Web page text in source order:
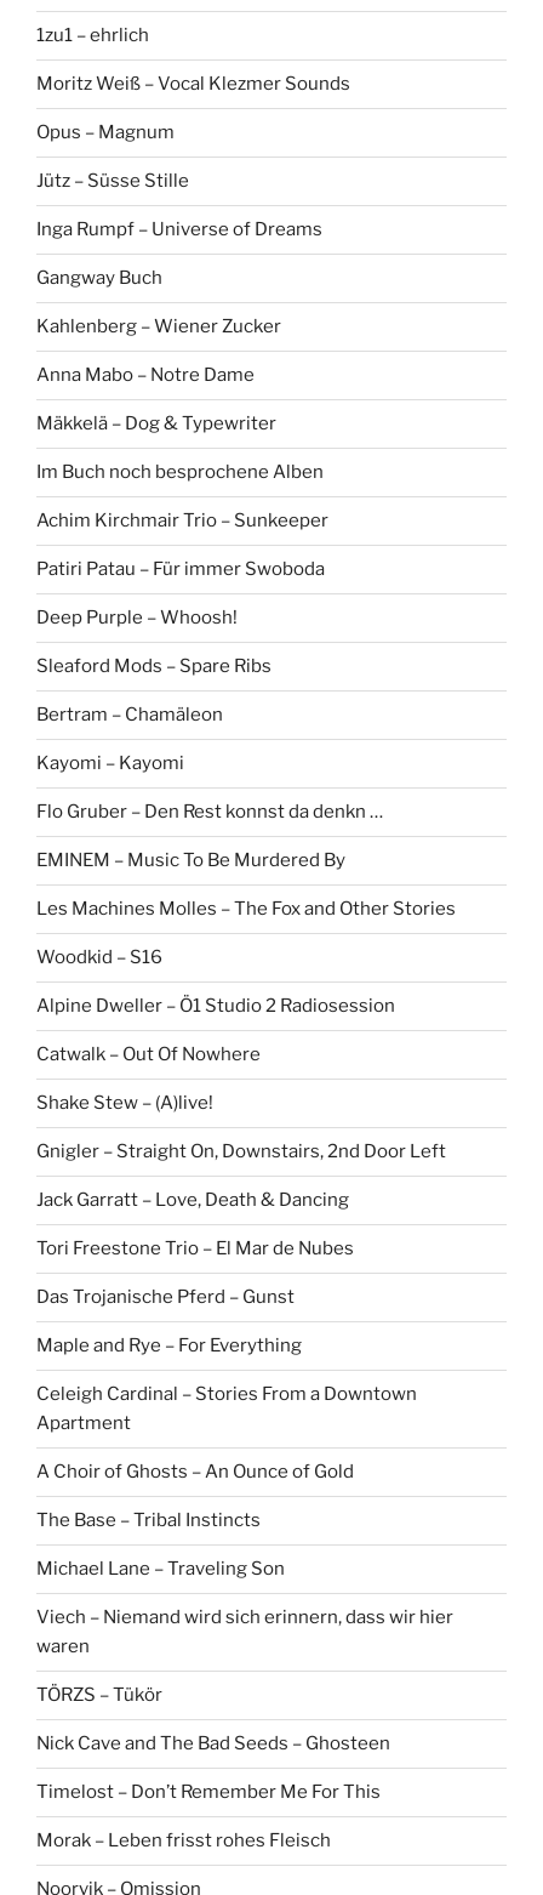
1zu1 – ehrlich
Moritz Weiß – Vocal Klezmer Sounds
Opus – Magnum
Jütz – Süsse Stille
Inga Rumpf – Universe of Dreams
Gangway Buch
Kahlenberg – Wiener Zucker
Anna Mabo – Notre Dame
Mäkkelä – Dog & Typewriter
Im Buch noch besprochene Alben
Achim Kirchmair Trio – Sunkeeper
Patiri Patau – Für immer Swoboda
Deep Purple – Whoosh!
Sleaford Mods – Spare Ribs
Bertram – Chamäleon
Kayomi – Kayomi
Flo Gruber – Den Rest konnst da denkn …
EMINEM – Music To Be Murdered By
Les Machines Molles – The Fox and Other Stories
Woodkid – S16
Alpine Dweller – Ö1 Studio 2 Radiosession
Catwalk – Out Of Nowhere
Shake Stew – (A)live!
Gnigler – Straight On, Downstairs, 2nd Door Left
Jack Garratt – Love, Death & Dancing
Tori Freestone Trio – El Mar de Nubes
Das Trojanische Pferd – Gunst
Maple and Rye – For Everything
Celeigh Cardinal – Stories From a Downtown
Apartment
A Choir of Ghosts – An Ounce of Gold
The Base – Tribal Instincts
Michael Lane – Traveling Son
Viech – Niemand wird sich erinnern, dass wir hier
waren
TÖRZS – Tükör
Nick Cave and The Bad Seeds – Ghosteen
Timelost – Don’t Remember Me For This
Morak – Leben frisst rohes Fleisch
Noorvik – Omission